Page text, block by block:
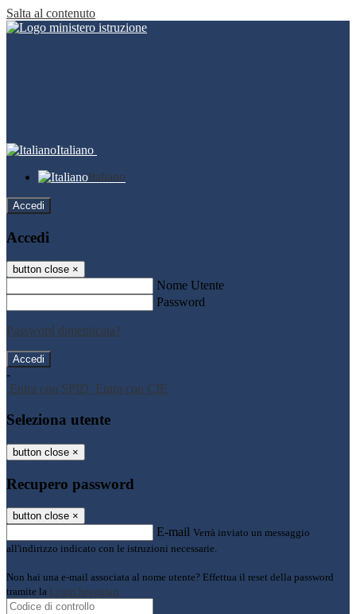
Salta al contenuto
Italiano
Italiano
Accedi
Accedi
button close ×
Nome Utente
Password
Password dimenticata?
-
Entra con SPID Entra con CIE
Seleziona utente
button close ×
Recupero password
button close ×
E-mail Verrà inviato un messaggio
all'indirizzo indicato con le istruzioni necessarie.
Non hai una e-mail associata al nome utente? Effettua il reset della password
tramite la Login Spaggiari